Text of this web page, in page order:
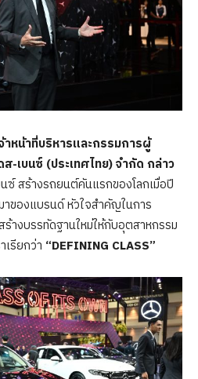
าหน้าที่บริหารและกรรมการผู้
-เบนซ์ (ประเทศไทย) จำกัด กล่าว
ซ์ สร้างรถยนต์คันแรกของโลกเมื่อปี
ของแบรนด์ หัวใจสำคัญในการ
างบรรทัดฐานใหม่ให้กับอุตสาหกรรม
รียกว่า “DEFINING CLASS”